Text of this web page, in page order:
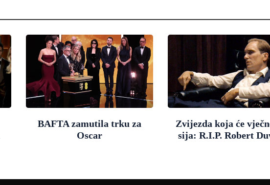
BAFTA zamutila trku za
Oscar
Zvijezda koja će
sija: R.I.P. Robert